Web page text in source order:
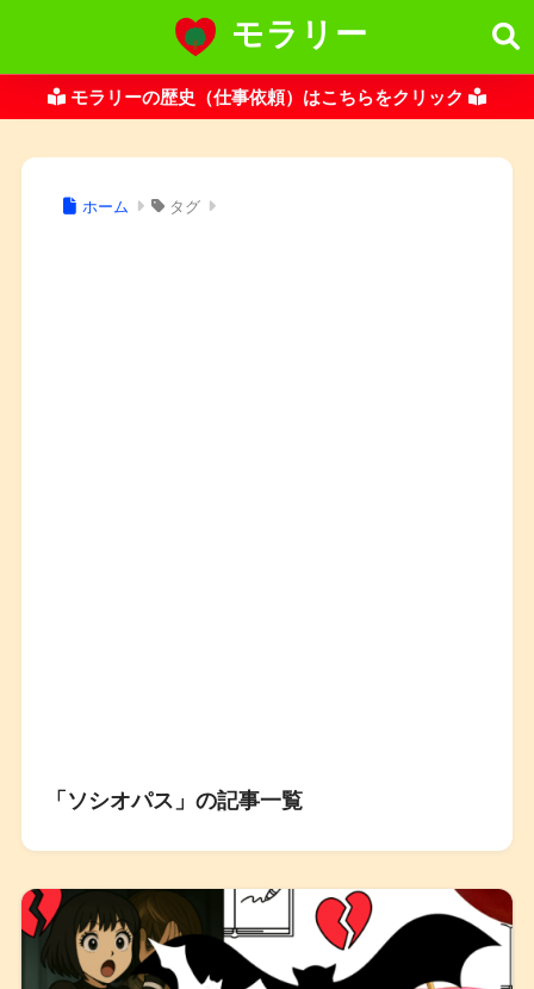
モラリー
モラリーの歴史（仕事依頼）はこちらをクリック
ホーム タグ
「ソシオパス」の記事一覧